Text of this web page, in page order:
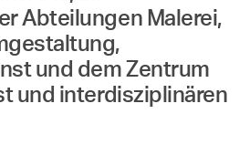
Abteilungen Malerei,
und dem Zentrum
und interdisziplinären